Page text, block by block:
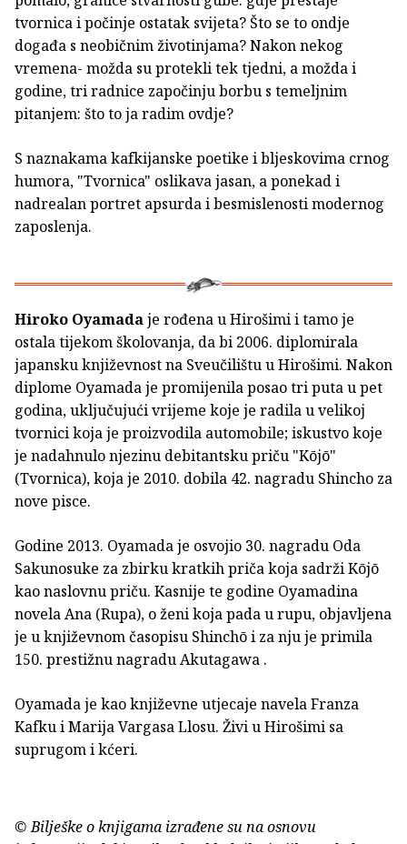
tvornica i počinje ostatak svijeta? Što se to ondje
događa s neobičnim životinjama? Nakon nekog
vremena- možda su protekli tek tjedni, a možda i
godine, tri radnice započinju borbu s temeljnim
pitanjem: što to ja radim ovdje?
S naznakama kafkijanske poetike i bljeskovima crnog
humora, "Tvornica" oslikava jasan, a ponekad i
nadrealan portret apsurda i besmislenosti modernog
zaposlenja.
Hiroko Oyamadaje rođena u Hirošimi i tamo je
ostala tijekom školovanja, da bi 2006. diplomirala
japansku književnost na Sveučilištu u Hirošimi. Nakon
diplome Oyamada je promijenila posao tri puta u pet
godina, uključujući vrijeme koje je radila u velikoj
tvornici koja je proizvodila automobile; iskustvo koje
je nadahnulo njezinu debitantsku priču "Kōjō"
(Tvornica), koja je 2010. dobila 42. nagradu Shincho za
nove pisce.
Godine 2013. Oyamada je osvojio 30. nagradu Oda
Sakunosuke za zbirku kratkih priča koja sadrži Kōjō
kao naslovnu priču. Kasnije te godine Oyamadina
novela Ana (Rupa), o ženi koja pada u rupu, objavljena
je u književnom časopisu Shinchō i za nju je primila
150. prestižnu nagradu Akutagawa .
Oyamada je kao književne utjecaje navela Franza
Kafku i Marija Vargasa Llosu. Živi u Hirošimi sa
suprugom i kćeri.
© Bilješke o knjigama izrađene su na osnovu